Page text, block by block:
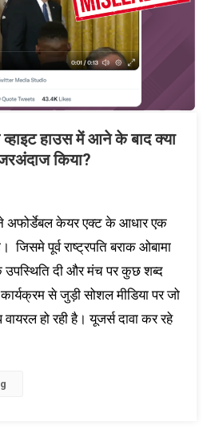
हाउस में आने के बाद क्या
किया?
अफोर्डेबल केयर एक्ट के आधार एक
जिसमे पूर्व राष्ट्रपति बराक ओबामा
उपस्थिति दी और मंच पर कुछ शब्द
से जुड़ी सोशल मीडिया पर जो
हो रही है। यूजर्स दावा कर रहे